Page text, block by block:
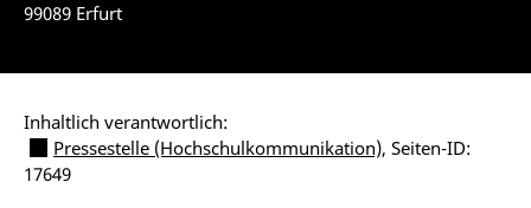
99089 Erfurt
Inhaltlich verantwortlich:
Pressestelle (Hochschulkommunikation), Seiten-ID:
17649